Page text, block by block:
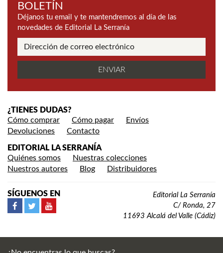
BOLETÍN
Déjanos tu email y te mantendremos al día de las
novedades de Editorial La Serranía
¿TIENES DUDAS?
Cómo comprar
Cómo pagar
Envíos
Devoluciones
Contacto
EDITORIAL LA SERRANÍA
Quiénes somos
Nuestras colecciones
Nuestros autores
Blog Distribuidores
SÍGUENOS EN
Editorial La Serranía
C/ Ronda, 27
11693 Alcalá del Valle (Cádiz)